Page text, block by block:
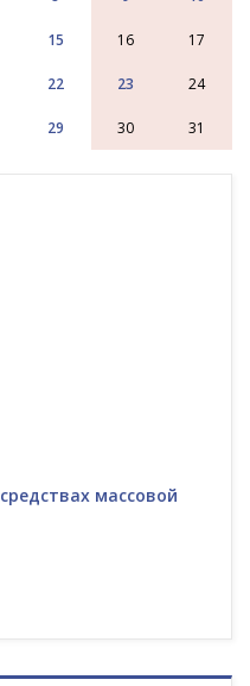
15 16 17
22 23 24
29 30 31
массовой